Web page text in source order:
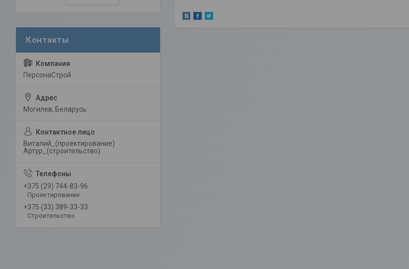
ПерсонаСтрой
Могилев, Беларусь
Виталий_(проектирование)
Артур_(строительство)
+375 (29) 744-83-96
Проектирование
+375 (33) 389-33-33
Строительство